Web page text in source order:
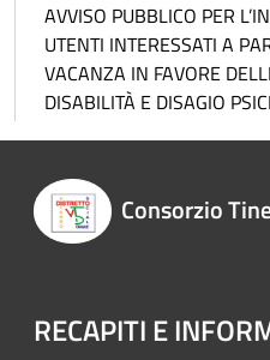
AVVISO PUBBLICO PER
UTENTI INTERESSATI A
VACANZA IN FAVORE
DISABILITÀ E DISAGIO
Consorzio
RECAPITI E